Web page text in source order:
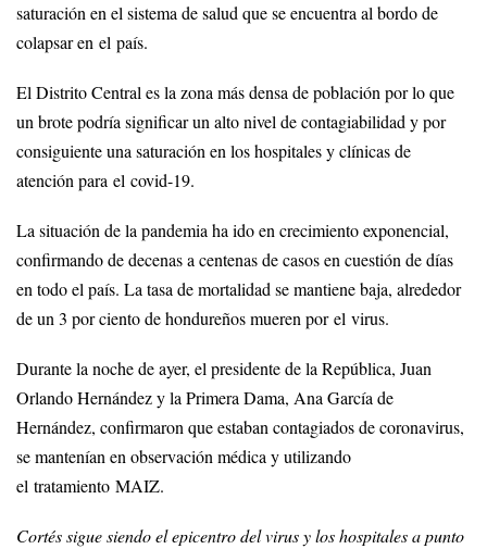
saturación en el sistema de salud que se encuentra al bordo de
colapsar en el país.
El Distrito Central es la zona más densa de población por lo que
un brote podría significar un alto nivel de contagiabilidad y por
consiguiente una saturación en los hospitales y clínicas de
atención para el covid-19.
La situación de la pandemia ha ido en crecimiento exponencial,
confirmando de decenas a centenas de casos en cuestión de días
en todo el país. La tasa de mortalidad se mantiene baja, alrededor
de un 3 por ciento de hondureños mueren por el virus.
Durante la noche de ayer, el presidente de la República, Juan
Orlando Hernández y la Primera Dama, Ana García de
Hernández, confirmaron que estaban contagiados de coronavirus,
se mantenían en observación médica y utilizando
el tratamiento MAIZ.
Cortés sigue siendo el epicentro del virus y los hospitales a punto